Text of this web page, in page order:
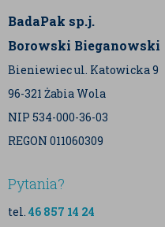
BadaPak sp.j.
Borowski Bieganowski
Bieniewiec ul. Katowicka 9
96-321 Żabia Wola
NIP 534-000-36-03
REGON 011060309
Pytania?
tel. 46 857 14 24